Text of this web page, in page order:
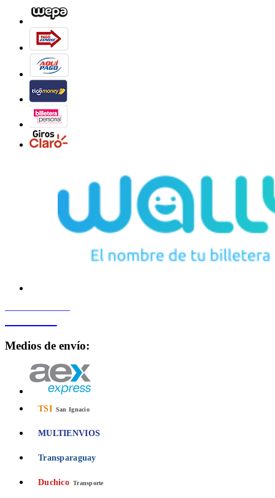
Medios de envío:
TSI San Ignacio
MULTIENVIOS
Transparaguay
Duchico Transporte